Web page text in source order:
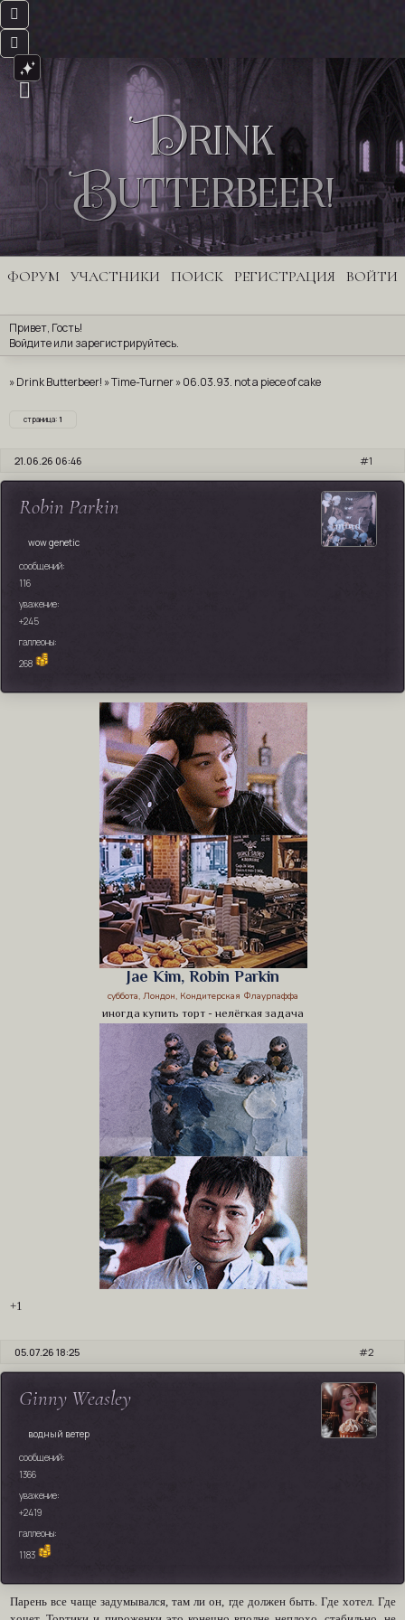
Drink
Butterbeer!
ФОРУМ УЧАСТНИКИ ПОИСК РЕГИСТРАЦИЯ ВОЙТИ
Привет, Гость!
Войдите или зарегистрируйтесь.
»Drink Butterbeer! »Time-Turner»06.03.93. not a piece of cake
страница: 1
1
21.06.26 06:46
Robin Parkin
wow genetic
сообщений:
116
уважение:
+245
галлеоны:
268
Jae Kim, Robin Parkin
суббота, Лондон, Кондитерская Флаурпаффа
иногда купить торт - нелёгкая задача
+1
2
05.07.26 18:25
Ginny Weasley
водный ветер
сообщений:
1366
уважение:
+2419
галлеоны:
1183
Парень все чаще задумывался, там ли он, где должен быть. Где хотел. Где